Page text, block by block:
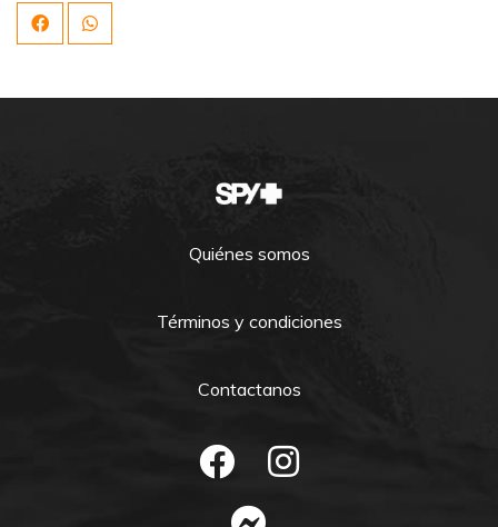
Quiénes somos
Términos y condiciones
Contactanos